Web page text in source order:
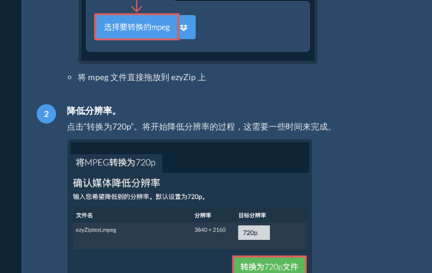
将 mpeg 文件直接拖放到 ezyZip 上
降低分辨率。
点击“转换为720p”。将开始降低分辨率的过程，这需要一些时间来完成。